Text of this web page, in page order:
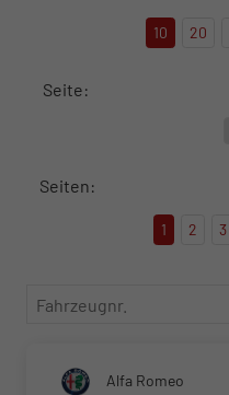
10 20
Seite:
Seiten:
1 2 3
Fahrzeugnr.
Alfa Romeo